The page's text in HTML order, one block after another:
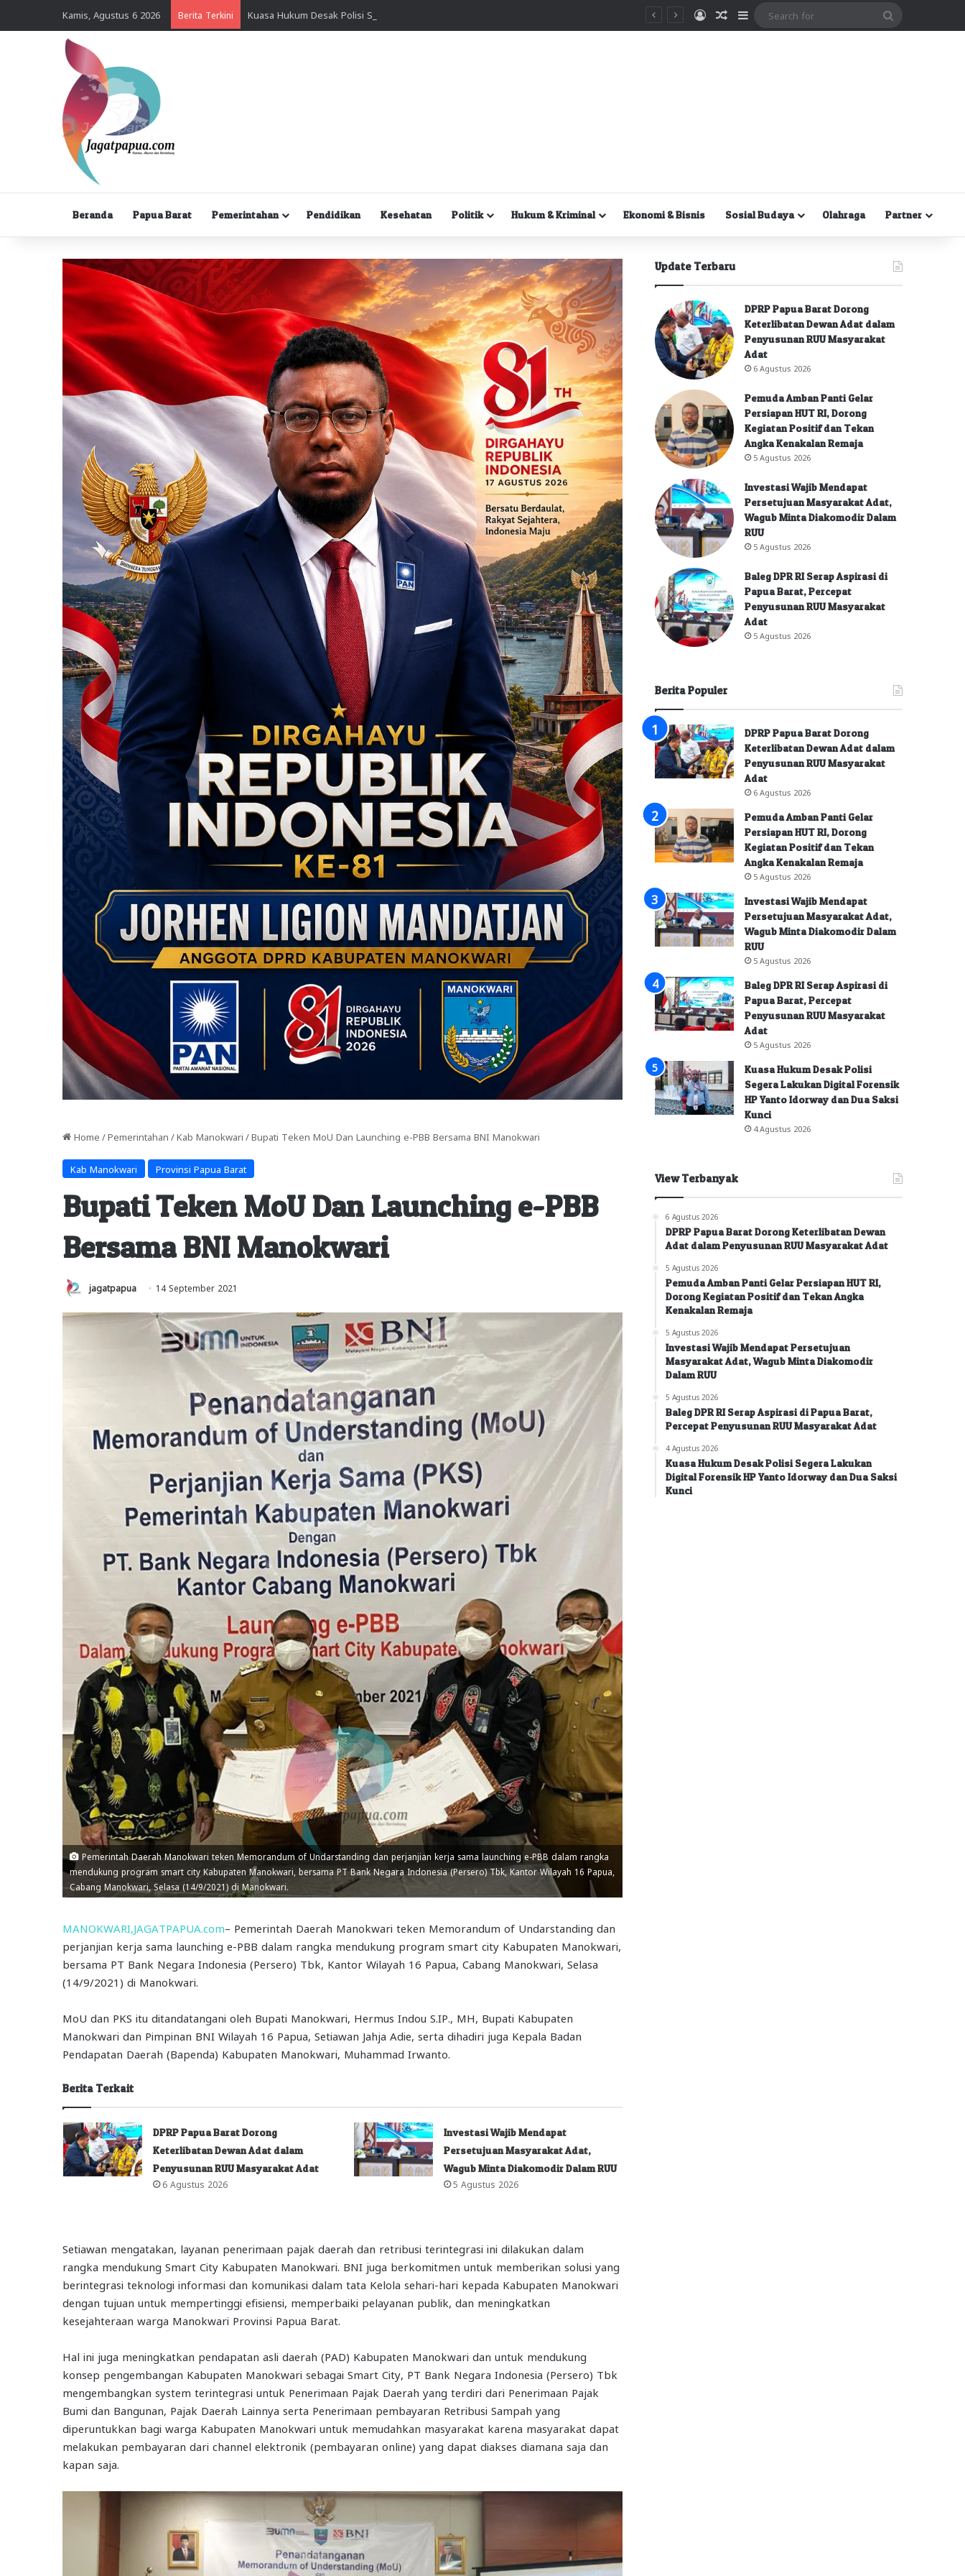
Kamis, Agustus 6 2026 Berita Terkini MasukRandom Article
Sidebar
Beranda Papua Barat Pemerintahan Pendidikan Kesehatan Politik Hukum & Kriminal Ekonomi & Bisnis Sosial Budaya Olahraga Partner
Home / Pemerintahan / Kab Manokwari / Bupati Teken MoU Dan Launching e-PBB Bersama BNI Manokwari
Kab Manokwari Provinsi Papua Barat
Bupati Teken MoU Dan Launching e-PBB
Bersama BNI Manokwari
jagatpapua 14 September 2021
Pemerintah Daerah Manokwari teken Memorandum of Undarstanding dan perjanjian kerja sama launching e-PBB dalam rangka
mendukung program smart city Kabupaten Manokwari, bersama PT Bank Negara Indonesia (Persero) Tbk, Kantor Wilayah 16 Papua,
Cabang Manokwari, Selasa (14/9/2021) di Manokwari.
MANOKWARI,JAGATPAPUA.com– Pemerintah Daerah Manokwari teken Memorandum of Undarstanding dan
perjanjian kerja sama launching e-PBB dalam rangka mendukung program smart city Kabupaten Manokwari,
bersama PT Bank Negara Indonesia (Persero) Tbk, Kantor Wilayah 16 Papua, Cabang Manokwari, Selasa
(14/9/2021) di Manokwari.
MoU dan PKS itu ditandatangani oleh Bupati Manokwari, Hermus Indou S.IP., MH, Bupati Kabupaten
Manokwari dan Pimpinan BNI Wilayah 16 Papua, Setiawan Jahja Adie, serta dihadiri juga Kepala Badan
Pendapatan Daerah (Bapenda) Kabupaten Manokwari, Muhammad Irwanto.
Berita Terkait
DPRP Papua Barat Dorong
Keterlibatan Dewan Adat dalam
Penyusunan RUU Masyarakat Adat
6 Agustus 2026
Investasi Wajib Mendapat
Persetujuan Masyarakat Adat,
Wagub Minta Diakomodir Dalam RUU
5 Agustus 2026
Setiawan mengatakan, layanan penerimaan pajak daerah dan retribusi terintegrasi ini dilakukan dalam
rangka mendukung Smart City Kabupaten Manokwari. BNI juga berkomitmen untuk memberikan solusi yang
berintegrasi teknologi informasi dan komunikasi dalam tata Kelola sehari-hari kepada Kabupaten Manokwari
dengan tujuan untuk mempertinggi efisiensi, memperbaiki pelayanan publik, dan meningkatkan
kesejahteraan warga Manokwari Provinsi Papua Barat.
Hal ini juga meningkatkan pendapatan asli daerah (PAD) Kabupaten Manokwari dan untuk mendukung
konsep pengembangan Kabupaten Manokwari sebagai Smart City, PT Bank Negara Indonesia (Persero) Tbk
mengembangkan system terintegrasi untuk Penerimaan Pajak Daerah yang terdiri dari Penerimaan Pajak
Bumi dan Bangunan, Pajak Daerah Lainnya serta Penerimaan pembayaran Retribusi Sampah yang
diperuntukkan bagi warga Kabupaten Manokwari untuk memudahkan masyarakat karena masyarakat dapat
melakukan pembayaran dari channel elektronik (pembayaran online) yang dapat diakses diamana saja dan
kapan saja.
Update Terbaru
DPRP Papua Barat Dorong
Keterlibatan Dewan Adat dalam
Penyusunan RUU Masyarakat
Adat
6 Agustus 2026
Pemuda Amban Panti Gelar
Persiapan HUT RI, Dorong
Kegiatan Positif dan Tekan
Angka Kenakalan Remaja
5 Agustus 2026
Investasi Wajib Mendapat
Persetujuan Masyarakat Adat,
Wagub Minta Diakomodir Dalam
RUU
5 Agustus 2026
Baleg DPR RI Serap Aspirasi di
Papua Barat, Percepat
Penyusunan RUU Masyarakat
Adat
5 Agustus 2026
Berita Populer
DPRP Papua Barat Dorong
Keterlibatan Dewan Adat dalam
Penyusunan RUU Masyarakat
Adat
6 Agustus 2026
Pemuda Amban Panti Gelar
Persiapan HUT RI, Dorong
Kegiatan Positif dan Tekan
Angka Kenakalan Remaja
5 Agustus 2026
Investasi Wajib Mendapat
Persetujuan Masyarakat Adat,
Wagub Minta Diakomodir Dalam
RUU
5 Agustus 2026
Baleg DPR RI Serap Aspirasi di
Papua Barat, Percepat
Penyusunan RUU Masyarakat
Adat
5 Agustus 2026
Kuasa Hukum Desak Polisi
Segera Lakukan Digital Forensik
HP Yanto Idorway dan Dua Saksi
Kunci
4 Agustus 2026
View Terbanyak
6 Agustus 2026
DPRP Papua Barat Dorong Keterlibatan Dewan
Adat dalam Penyusunan RUU Masyarakat Adat
5 Agustus 2026
Pemuda Amban Panti Gelar Persiapan HUT RI,
Dorong Kegiatan Positif dan Tekan Angka
Kenakalan Remaja
5 Agustus 2026
Investasi Wajib Mendapat Persetujuan
Masyarakat Adat, Wagub Minta Diakomodir
Dalam RUU
5 Agustus 2026
Baleg DPR RI Serap Aspirasi di Papua Barat,
Percepat Penyusunan RUU Masyarakat Adat
4 Agustus 2026
Kuasa Hukum Desak Polisi Segera Lakukan
Digital Forensik HP Yanto Idorway dan Dua Saksi
Kunci